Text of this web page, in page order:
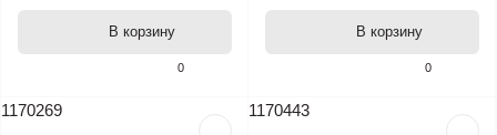
0
В корзину
0
В корзину
1170269 1170443